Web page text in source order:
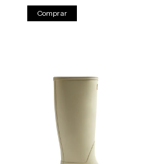
Comprar